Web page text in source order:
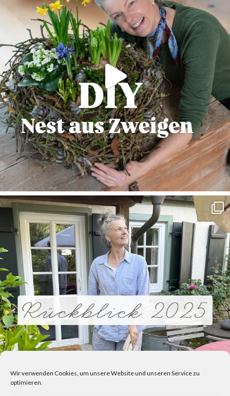
Wir verwenden Cookies, um unsere Website und unseren Service zu
optimieren.